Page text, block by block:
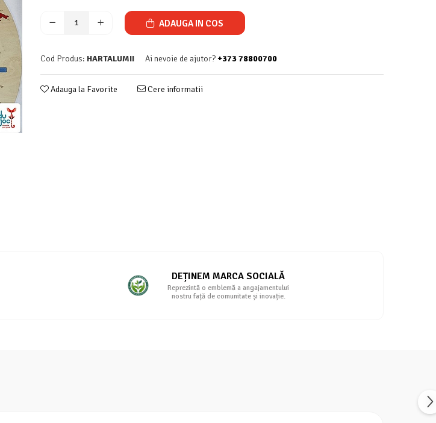
ADAUGA IN COS
Cod Produs: HARTALUMII Ai nevoie de ajutor?+373 78800700
Adauga la Favorite Cere informatii
DEȚINEM MARCA SOCIALĂ
Reprezintă o emblemă a angajamentului
nostru față de comunitate și inovație.